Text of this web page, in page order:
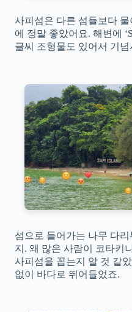
사피섬은 다른 섬들보다 물
에 정말 좋았어요. 해변에
글씨 조형물도 있어서 기
섬으로 들어가는 나무 다
지. 왜 많은 사람이 코타키
사피섬을 꼽는지 알 것 같
없이 바다로 뛰어들었죠.